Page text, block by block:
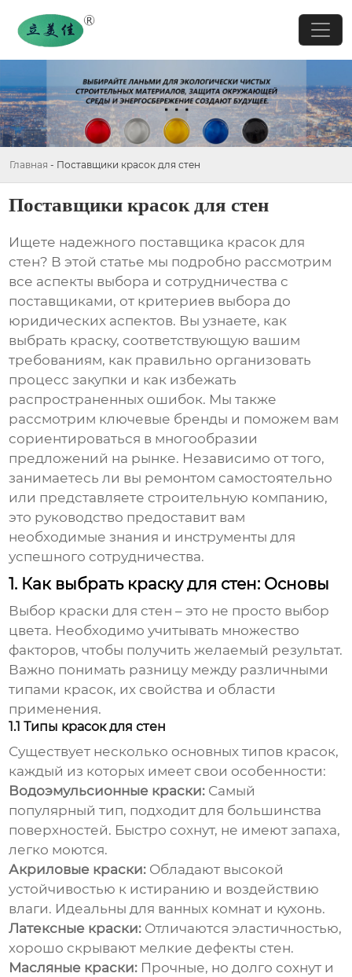
Главная - Поставщики красок для стен
Поставщики красок для стен
Ищете надежного поставщика красок для
стен? В этой статье мы подробно рассмотрим
все аспекты выбора и сотрудничества с
поставщиками, от критериев выбора до
юридических аспектов. Вы узнаете, как
выбрать краску, соответствующую вашим
требованиям, как правильно организовать
процесс закупки и как избежать
распространенных ошибок. Мы также
рассмотрим ключевые бренды и поможем вам
сориентироваться в многообразии
предложений на рынке. Независимо от того,
занимаетесь ли вы ремонтом самостоятельно
или представляете строительную компанию,
это руководство предоставит вам
необходимые знания и инструменты для
успешного сотрудничества.
1. Как выбрать краску для стен: Основы
Выбор краски для стен – это не просто выбор
цвета. Необходимо учитывать множество
факторов, чтобы получить желаемый результат.
Важно понимать разницу между различными
типами красок, их свойства и области
применения.
1.1 Типы красок для стен
Существует несколько основных типов красок,
каждый из которых имеет свои особенности:
Водоэмульсионные краски: Самый
популярный тип, подходит для большинства
поверхностей. Быстро сохнут, не имеют запаха,
легко моются.
Акриловые краски: Обладают высокой
устойчивостью к истиранию и воздействию
влаги. Идеальны для ванных комнат и кухонь.
Латексные краски: Отличаются эластичностью,
хорошо скрывают мелкие дефекты стен.
Масляные краски: Прочные, но долго сохнут и